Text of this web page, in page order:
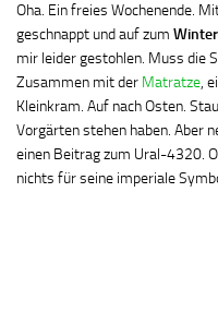
Oha. Ein freies Wochenende.
geschnappt und auf zum
mir leider gestohlen. Muss die
Zusammen mit der Matratze,
Kleinkram. Auf nach Osten.
Vorgärten stehen haben. Aber
einen Beitrag zum Ural-4320.
nichts für seine imperiale